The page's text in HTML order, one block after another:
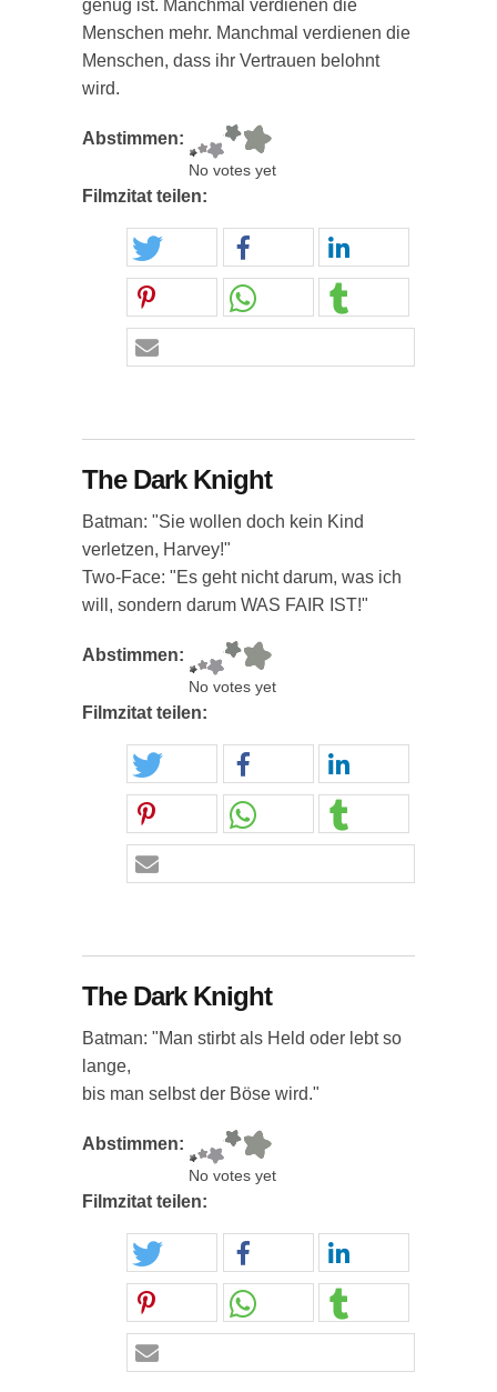
genug ist. Manchmal verdienen die
Menschen mehr. Manchmal verdienen die
Menschen, dass ihr Vertrauen belohnt
wird.
Abstimmen:
No votes yet
Filmzitat teilen:
The Dark Knight
Batman: "Sie wollen doch kein Kind
verletzen, Harvey!"
Two-Face: "Es geht nicht darum, was ich
will, sondern darum WAS FAIR IST!"
Abstimmen:
No votes yet
Filmzitat teilen:
The Dark Knight
Batman: "Man stirbt als Held oder lebt so
lange,
bis man selbst der Böse wird."
Abstimmen:
No votes yet
Filmzitat teilen: